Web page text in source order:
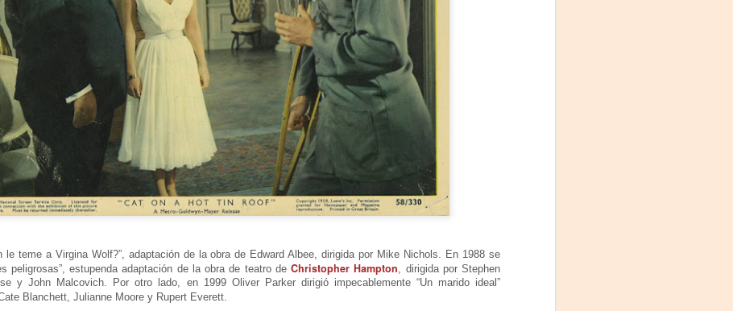
le teme a Virgina Wolf?”, adaptación de la obra de Edward Albee, dirigida por Mike Nichols. En 1988 se
peligrosas”, estupenda adaptación de la obra de teatro de Christopher Hampton, dirigida por Stephen
y John Malcovich. Por otro lado, en 1999 Oliver Parker dirigió impecablemente “Un marido ideal”
Blanchett, Julianne Moore y Rupert Everett.
𝗘𝗹 𝗱𝗶𝘃𝗼𝗿𝗰𝗶𝗼 𝗽𝘂𝗲𝗱𝗲 𝘀𝗲𝗿 𝗲𝗹 𝗺𝗲𝗷𝗼𝗿 𝗱𝗲 𝗹𝗼𝘀 𝘁𝗿𝗶𝘂𝗻𝗳𝗼𝘀 𝘀𝗶 𝘀𝗲
𝗰𝘂𝗲𝗻𝘁𝗮 𝗰𝗼𝗻 𝗵𝘂𝗺𝗼𝗿.
Tu terapia grupal comienza este verano en Foro Blake. ¡Invita a tus
amigas y disfruten de una noche sin dramas (𝘰 𝘤𝘰𝘯 𝘮𝘶𝘤𝘩𝘰𝘴, 𝘱𝘦𝘳𝘰 𝘥𝘦
𝘭𝘰𝘴 𝘲𝘶𝘦 𝘥𝘢𝘯 𝘳𝘪𝘴𝘢)!
FECHAS: Sábados 4 y 18 de Julio / 1 de Agosto
LUGAR: Foro Blake (Ensenada #103, Col.
JUL
28
Crónica: NI PRINCESAS NI ESCLAVAS, LA CRUDA
Y HUMORÍSTICA CRÍTICA SOCIAL
Por Gustavo H Cancino
instante preciso para revelar una vocación desconocida. Ésta vez, le
tocó al Museo de San Cristóbal (MUSAC), guardián de la memoria
histórica de la ciudad, el cuál vivió uno de esos momentos destinados a
permanecer en la historia cultural de Los Altos de Chiapas.